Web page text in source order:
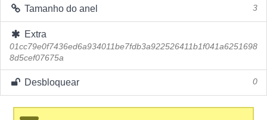
Tamanho do anel 3
Extra
01cc79e0f7436ed6a934011be7fdb3a922526411b1f041a6251698
8d5cef07675a
Desbloquear 0